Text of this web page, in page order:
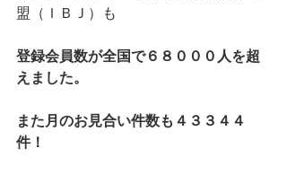
盟（ＩＢＪ）も
登録会員数が全国で６８０００人を超
えました。
また月のお見合い件数も４３３４４
件！